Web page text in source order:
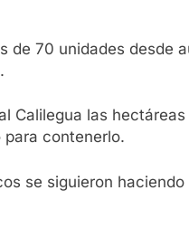
de 70 unidades desde
Calilegua las
contenerlo.
se siguieron